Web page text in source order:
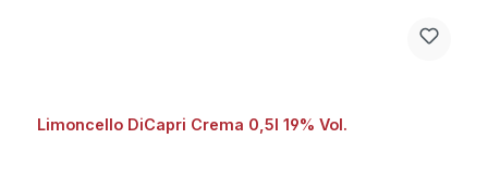
Limoncello DiCapri Crema 0,5l 19% Vol.